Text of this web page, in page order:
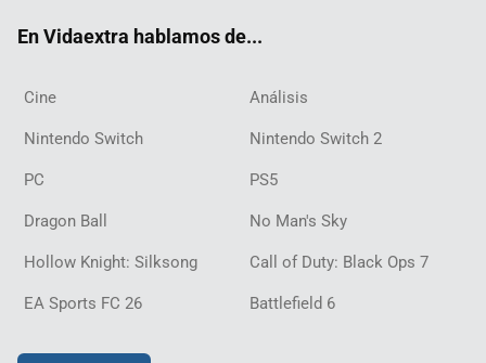
En Vidaextra hablamos de...
Cine Análisis
Nintendo Switch Nintendo Switch 2
PC PS5
Dragon Ball No Man's Sky
Hollow Knight: Silksong Call of Duty: Black Ops 7
EA Sports FC 26 Battlefield 6